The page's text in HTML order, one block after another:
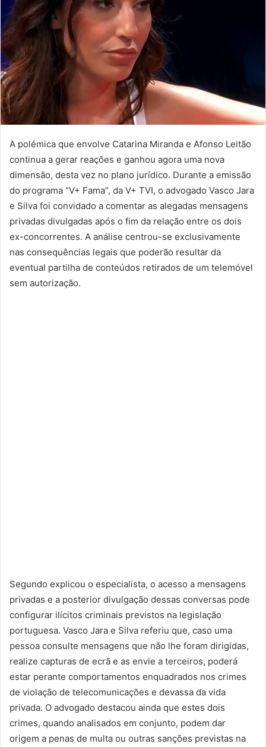
A polémica que envolve Catarina Miranda e Afonso Leitão
continua a gerar reações e ganhou agora uma nova
dimensão, desta vez no plano jurídico. Durante a emissão
do programa “V+ Fama”, da V+ TVI, o advogado Vasco Jara
e Silva foi convidado a comentar as alegadas mensagens
privadas divulgadas após o fim da relação entre os dois
ex-concorrentes. A análise centrou-se exclusivamente
nas consequências legais que poderão resultar da
eventual partilha de conteúdos retirados de um telemóvel
sem autorização.
Segundo explicou o especialista, o acesso a mensagens
privadas e a posterior divulgação dessas conversas pode
configurar ilícitos criminais previstos na legislação
portuguesa. Vasco Jara e Silva referiu que, caso uma
pessoa consulte mensagens que não lhe foram dirigidas,
realize capturas de ecrã e as envie a terceiros, poderá
estar perante comportamentos enquadrados nos crimes
de violação de telecomunicações e devassa da vida
privada. O advogado destacou ainda que estes dois
crimes, quando analisados em conjunto, podem dar
origem a penas de multa ou outras sanções previstas na